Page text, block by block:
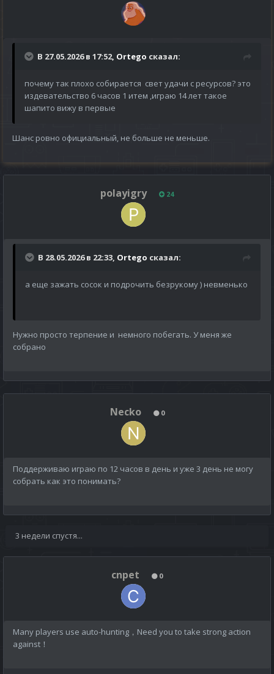
В 27.05.2026 в 17:52, Ortego сказал:
почему так плохо собирается свет удачи с ресурсов? это
издевательство 6 часов 1 итем ,играю 14 лет такое
шапито вижу в первые
Шанс ровно официальный, не больше не меньше.
polayigry 24
В 28.05.2026 в 22:33, Ortego сказал:
а еще зажать сосок и подрочить безрукому ) невменько
Нужно просто терпение и немного побегать. У меня же
собрано
Necko 0
Поддерживаю играю по 12 часов в день и уже 3 день не могу
собрать как это понимать?
3 недели спустя...
cnpet 0
Many players use auto-hunting，Need you to take strong action
against！